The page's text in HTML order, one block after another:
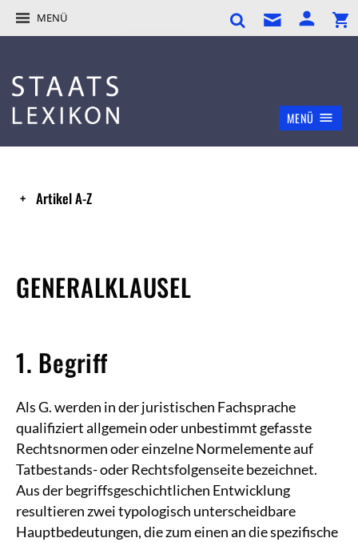
MENÜ
MENÜ
Artikel A-Z
GENERALKLAUSEL
1. Begriff
Als G. werden in der juristischen Fachsprache
qualifiziert allgemein oder unbestimmt gefasste
Rechtsnormen oder einzelne Normelemente auf
Tatbestands- oder Rechtsfolgenseite bezeichnet.
Aus der begriffsgeschichtlichen Entwicklung
resultieren zwei typologisch unterscheidbare
Hauptbedeutungen, die zum einen an die spezifische